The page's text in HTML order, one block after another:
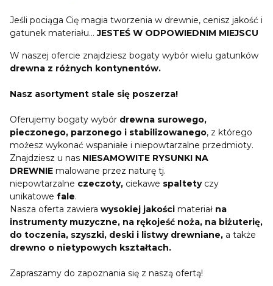
Jeśli pociąga Cię magia tworzenia w drewnie, cenisz jakość i
gatunek materiału...JESTEŚ W ODPOWIEDNIM MIEJSCU
W naszej ofercie znajdziesz bogaty wybór wielu gatunków
drewna z różnych kontynentów.
Nasz asortyment stale się poszerza!
Oferujemy bogaty wybór drewna surowego,
pieczonego, parzonego i stabilizowanego, z którego
możesz wykonać wspaniałe i niepowtarzalne przedmioty.
Znajdziesz u nas NIESAMOWITE RYSUNKI NA
DREWNIE malowane przez naturę tj.
niepowtarzalne czeczoty, ciekawe spaltety czy
unikatowe fale.
Nasza oferta zawiera wysokiej jakości materiał na
instrumenty muzyczne, na rękojeść noża, na biżuterię,
do toczenia, szyszki, deski i listwy drewniane, a także
drewno o nietypowych kształtach.
Zapraszamy do zapoznania się z naszą ofertą!